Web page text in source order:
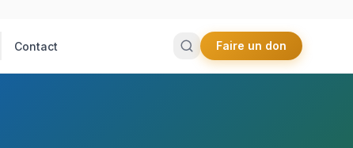
Contact Faire un don